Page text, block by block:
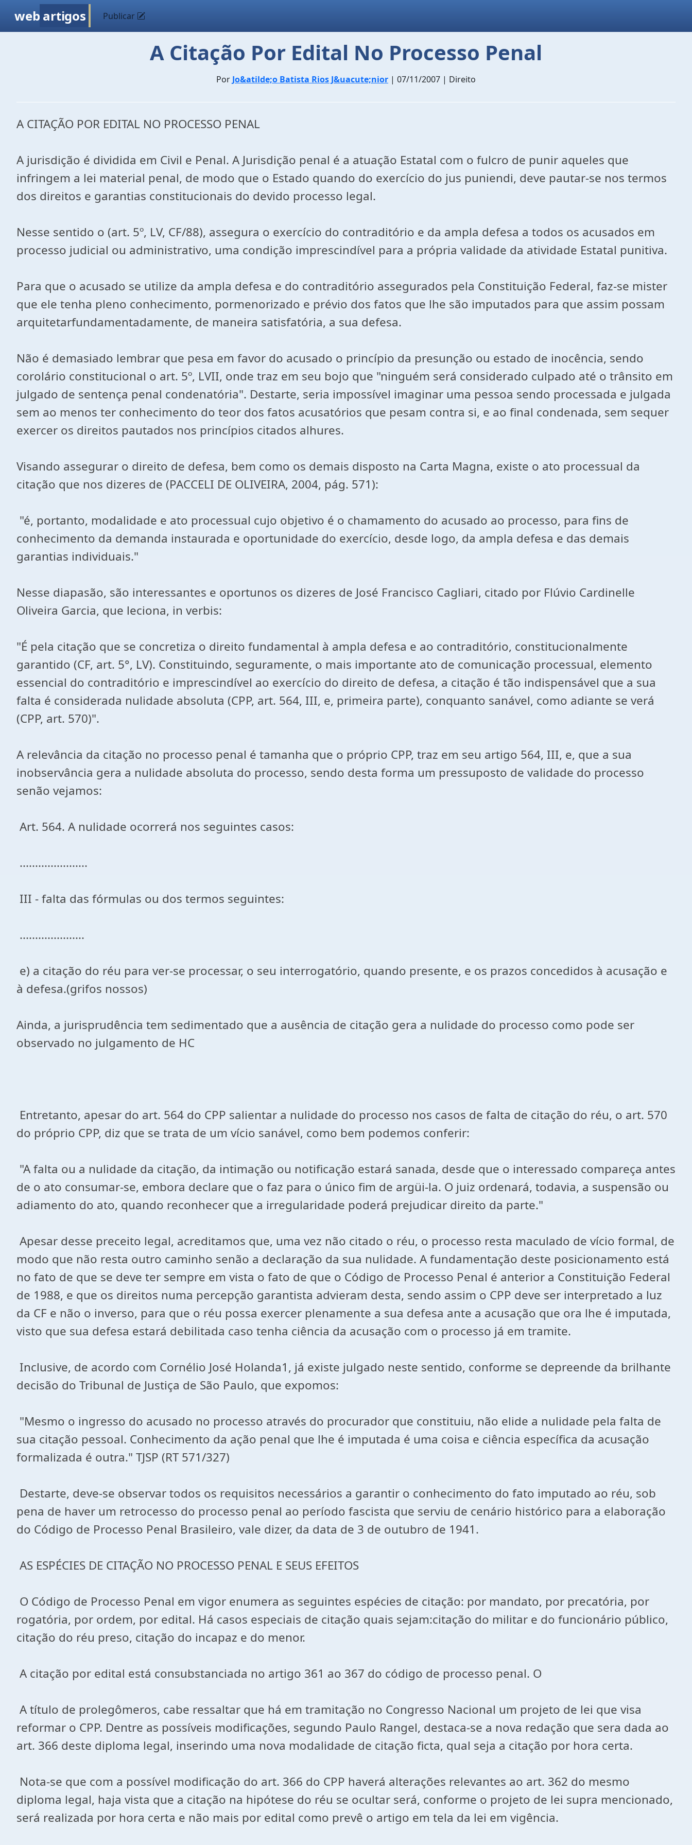
web artigos Publicar
A Citação Por Edital No Processo Penal
Por Jo&atilde;o Batista Rios J&uacute;nior | 07/11/2007 | Direito
A CITAÇÃO POR EDITAL NO PROCESSO PENAL
A jurisdição é dividida em Civil e Penal. A Jurisdição penal é a atuação Estatal com o fulcro de punir aqueles que
infringem a lei material penal, de modo que o Estado quando do exercício do jus puniendi, deve pautar-se nos termos
dos direitos e garantias constitucionais do devido processo legal.
Nesse sentido o (art. 5º, LV, CF/88), assegura o exercício do contraditório e da ampla defesa a todos os acusados em
processo judicial ou administrativo, uma condição imprescindível para a própria validade da atividade Estatal punitiva.
Para que o acusado se utilize da ampla defesa e do contraditório assegurados pela Constituição Federal, faz-se mister
que ele tenha pleno conhecimento, pormenorizado e prévio dos fatos que lhe são imputados para que assim possam
arquitetarfundamentadamente, de maneira satisfatória, a sua defesa.
Não é demasiado lembrar que pesa em favor do acusado o princípio da presunção ou estado de inocência, sendo
corolário constitucional o art. 5º, LVII, onde traz em seu bojo que "ninguém será considerado culpado até o trânsito em
julgado de sentença penal condenatória". Destarte, seria impossível imaginar uma pessoa sendo processada e julgada
sem ao menos ter conhecimento do teor dos fatos acusatórios que pesam contra si, e ao final condenada, sem sequer
exercer os direitos pautados nos princípios citados alhures.
Visando assegurar o direito de defesa, bem como os demais disposto na Carta Magna, existe o ato processual da
citação que nos dizeres de (PACCELI DE OLIVEIRA, 2004, pág. 571):
"é, portanto, modalidade e ato processual cujo objetivo é o chamamento do acusado ao processo, para fins de
conhecimento da demanda instaurada e oportunidade do exercício, desde logo, da ampla defesa e das demais
garantias individuais."
Nesse diapasão, são interessantes e oportunos os dizeres de José Francisco Cagliari, citado por Flúvio Cardinelle
Oliveira Garcia, que leciona, in verbis:
"É pela citação que se concretiza o direito fundamental à ampla defesa e ao contraditório, constitucionalmente
garantido (CF, art. 5°, LV). Constituindo, seguramente, o mais importante ato de comunicação processual, elemento
essencial do contraditório e imprescindível ao exercício do direito de defesa, a citação é tão indispensável que a sua
falta é considerada nulidade absoluta (CPP, art. 564, III, e, primeira parte), conquanto sanável, como adiante se verá
(CPP, art. 570)".
A relevância da citação no processo penal é tamanha que o próprio CPP, traz em seu artigo 564, III, e, que a sua
inobservância gera a nulidade absoluta do processo, sendo desta forma um pressuposto de validade do processo
senão vejamos:
Art. 564. A nulidade ocorrerá nos seguintes casos:
......................
III - falta das fórmulas ou dos termos seguintes:
.....................
e) a citação do réu para ver-se processar, o seu interrogatório, quando presente, e os prazos concedidos à acusação e
à defesa.(grifos nossos)
Ainda, a jurisprudência tem sedimentado que a ausência de citação gera a nulidade do processo como pode ser
observado no julgamento de HC
Entretanto, apesar do art. 564 do CPP salientar a nulidade do processo nos casos de falta de citação do réu, o art. 570
do próprio CPP, diz que se trata de um vício sanável, como bem podemos conferir:
"A falta ou a nulidade da citação, da intimação ou notificação estará sanada, desde que o interessado compareça antes
de o ato consumar-se, embora declare que o faz para o único fim de argüi-la. O juiz ordenará, todavia, a suspensão ou
adiamento do ato, quando reconhecer que a irregularidade poderá prejudicar direito da parte."
Apesar desse preceito legal, acreditamos que, uma vez não citado o réu, o processo resta maculado de vício formal, de
modo que não resta outro caminho senão a declaração da sua nulidade. A fundamentação deste posicionamento está
no fato de que se deve ter sempre em vista o fato de que o Código de Processo Penal é anterior a Constituição Federal
de 1988, e que os direitos numa percepção garantista advieram desta, sendo assim o CPP deve ser interpretado a luz
da CF e não o inverso, para que o réu possa exercer plenamente a sua defesa ante a acusação que ora lhe é imputada,
visto que sua defesa estará debilitada caso tenha ciência da acusação com o processo já em tramite.
Inclusive, de acordo com Cornélio José Holanda1, já existe julgado neste sentido, conforme se depreende da brilhante
decisão do Tribunal de Justiça de São Paulo, que expomos:
"Mesmo o ingresso do acusado no processo através do procurador que constituiu, não elide a nulidade pela falta de
sua citação pessoal. Conhecimento da ação penal que lhe é imputada é uma coisa e ciência específica da acusação
formalizada é outra." TJSP (RT 571/327)
Destarte, deve-se observar todos os requisitos necessários a garantir o conhecimento do fato imputado ao réu, sob
pena de haver um retrocesso do processo penal ao período fascista que serviu de cenário histórico para a elaboração
do Código de Processo Penal Brasileiro, vale dizer, da data de 3 de outubro de 1941.
AS ESPÉCIES DE CITAÇÃO NO PROCESSO PENAL E SEUS EFEITOS
O Código de Processo Penal em vigor enumera as seguintes espécies de citação: por mandato, por precatória, por
rogatória, por ordem, por edital. Há casos especiais de citação quais sejam:citação do militar e do funcionário público,
citação do réu preso, citação do incapaz e do menor.
A citação por edital está consubstanciada no artigo 361 ao 367 do código de processo penal. O
A título de prolegômeros, cabe ressaltar que há em tramitação no Congresso Nacional um projeto de lei que visa
reformar o CPP. Dentre as possíveis modificações, segundo Paulo Rangel, destaca-se a nova redação que sera dada ao
art. 366 deste diploma legal, inserindo uma nova modalidade de citação ficta, qual seja a citação por hora certa.
Nota-se que com a possível modificação do art. 366 do CPP haverá alterações relevantes ao art. 362 do mesmo
diploma legal, haja vista que a citação na hipótese do réu se ocultar será, conforme o projeto de lei supra mencionado,
será realizada por hora certa e não mais por edital como prevê o artigo em tela da lei em vigência.